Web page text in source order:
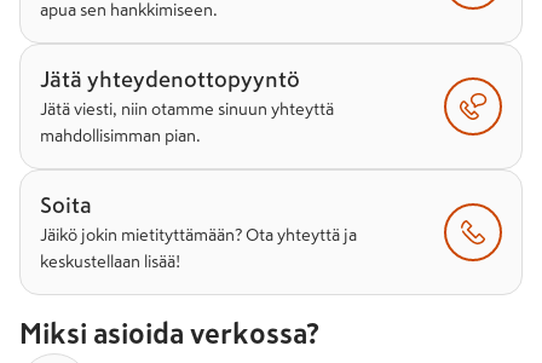
apua sen hankkimiseen.
Jätä yhteydenottopyyntö
Jätä viesti, niin otamme sinuun yhteyttä
mahdollisimman pian.
Soita
Jäikö jokin mietityttämään? Ota yhteyttä ja
keskustellaan lisää!
Miksi asioida verkossa?